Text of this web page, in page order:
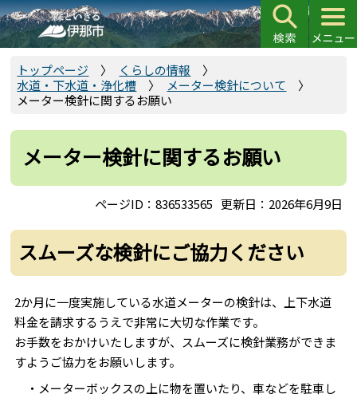
こ
の
ペ
先
トップページ
くらしの情報
水道・下水道・浄化槽
メーター検針について
メーター検針に関するお願い
メーター検針に関するお願い
ページID：836533565 更新日：2026年6月9日
スムーズな検針にご協力ください
2か月に一度実施している水道メーターの検針は、上下水道
料金を請求するうえで非常に大切な作業です。
お手数をおかけいたしますが、スムーズに検針業務ができま
すようご協力をお願いします。
・メーターボックスの上に物を置いたり、車などを駐車し